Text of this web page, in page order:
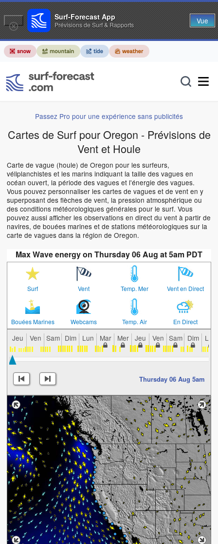
Passez Pro pour une expérience sans publicités
Cartes de Surf pour Oregon - Prévisions de
Vent et Houle
Carte de vague (houle) de Oregon pour les surfeurs,
véliplanchistes et les marins indiquant la taille des vagues en
océan ouvert, la période des vagues et l'énergie des vagues.
Vous pouvez personnaliser les cartes de vagues et de vent en y
superposant des flèches de vent, la pression atmosphérique ou
des conditions météorologiques générales pour le surf. Vous
pouvez aussi afficher les observations en direct du vent à partir de
navires, de bouées marines et de stations météorologiques sur la
carte de vagues dans la région de Oregon.
Max Wave energy on Thursday 06 Aug at 5am PDT
Surf Vent Temp. Mer Vent en Direct
Bouées Marines Webcams Temp. Air En Direct
Jeu Ven Sam Dim Lun Mar Mer Jeu Ven Sam Dim Lun
Thursday 06 Aug 5am
Surf-Forecast App
Prévisions de Surf & Rapports Vue